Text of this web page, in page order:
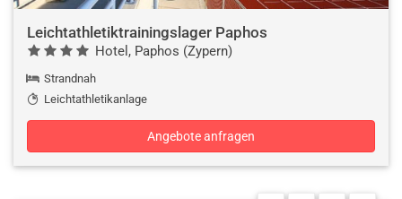
Leichtathletiktrainingslager Paphos
Hotel, Paphos (Zypern)
Strandnah
Leichtathletikanlage
Angebote anfragen